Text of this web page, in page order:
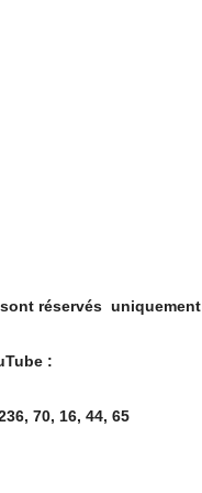
réservés uniquement
:
70, 16, 44, 65